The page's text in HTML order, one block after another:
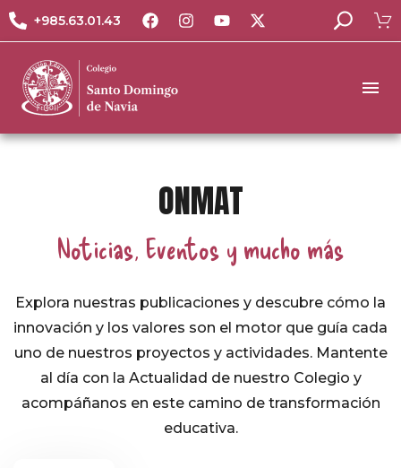
+985.63.01.43
ONMAT
Noticias, Eventos y mucho más
Explora nuestras publicaciones y descubre cómo la
innovación y los valores son el motor que guía cada
uno de nuestros proyectos y actividades. Mantente
al día con la Actualidad de nuestro Colegio y
acompáñanos en este camino de transformación
educativa.